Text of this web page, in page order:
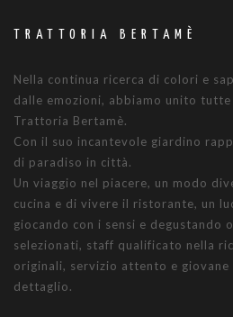
TRATTORIA BERTAMÈ
Nella continua ricerca di colori e
dalle emozioni, abbiamo unito
Trattoria Bertamè.
Con il suo incantevole giardino
di paradiso in città.
Un viaggio nel piacere, un modo
cucina e di vivere il ristorante, un
giocando con i sensi e
selezionati, staff qualificato nella
originali, servizio attento e
dettaglio.